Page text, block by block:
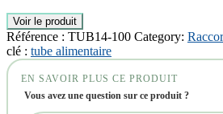
Voir le produit
Référence : TUB14-100 Category:
clé : tube alimentaire
EN SAVOIR PLUS CE PRODUIT
Vous avez une question sur ce produit ?